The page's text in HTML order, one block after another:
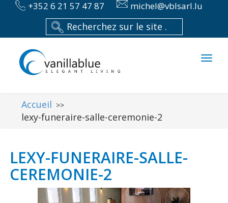
+352 6 21 57 47 87 michel@vblsarl.lu
Accueil >>
lexy-funeraire-salle-ceremonie-2
LEXY-FUNERAIRE-SALLE-
CEREMONIE-2